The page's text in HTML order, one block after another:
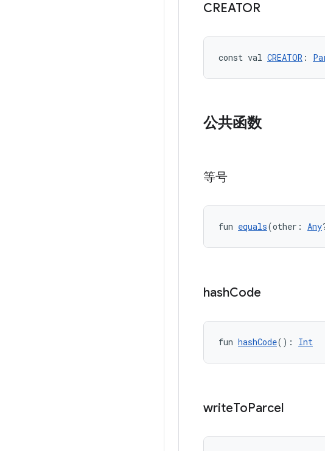
CREATOR
const val CREATOR :
公共函数
等号
fun equals(other: Any
hashCode
fun hashCode(): Int
writeToParcel